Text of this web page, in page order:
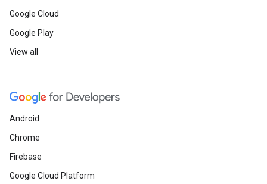
Google Cloud
Google Play
View all
Android
Chrome
Firebase
Google Cloud Platform